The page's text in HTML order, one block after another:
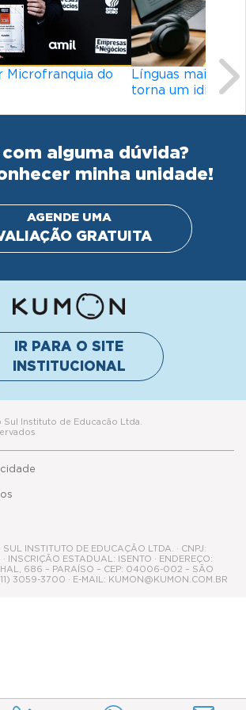
difíceis do mundo: o que
desafiador?
com alguma dúvida?
minha unidade!
AGENDE UMA
GRATUITA
IR PARA O SITE
INSTITUCIONAL
Instituto de Educacão Ltda.
INSTITUTO DE EDUCAÇÃO LTDA. · CNPJ:
ESTADUAL: ISENTO · ENDEREÇO:
686 – PARAÍSO – CEP: 04006-002 – SÃO
3059-3700 · E-MAIL: KUMON@KUMON.COM.BR